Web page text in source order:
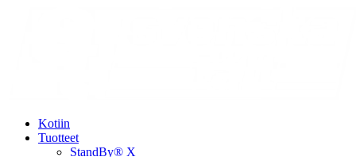
Kotiin
Tuotteet
StandBy® X